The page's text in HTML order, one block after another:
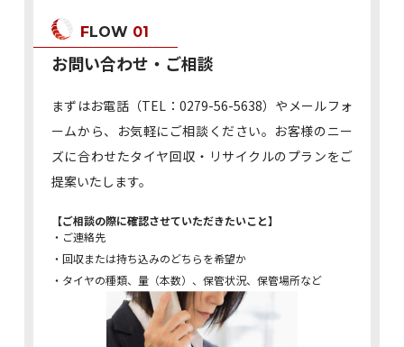
FLOW 01
お問い合わせ・ご相談
まずはお電話（TEL：0279-56-5638）やメールフォ
ームから、お気軽にご相談ください。お客様のニー
ズに合わせたタイヤ回収・リサイクルのプランをご
提案いたします。
【ご相談の際に確認させていただきたいこと】
・ご連絡先
・回収または持ち込みのどちらを希望か
・タイヤの種類、量（本数）、保管状況、保管場所など